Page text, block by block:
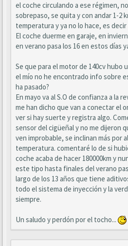
el coche circulando a ese régimen,
sobrepaso, se quita y con andar 1-2
temperatura y ya no lo hace, es
El coche duerme en garaje, en
en verano pasa los 16 en estos días
Se que para el motor de 140cv hubo
el mío no he encontrado info sobre
ha pasado?
En mayo va al S.O de confianza a la
me han dicho que van a conectar el
ver si hay suerte y registra algo.
sensor del cigüeñal y no me dijeron
ven improbable, se inclinan más por
temperatura. comentaré lo de si
coche acaba de hacer 180000km y
este tipo hasta finales del verano
largo de los 13 años que tiene
todo el sistema de inyección y la
siempre.
Un saludo y perdón por el tocho...